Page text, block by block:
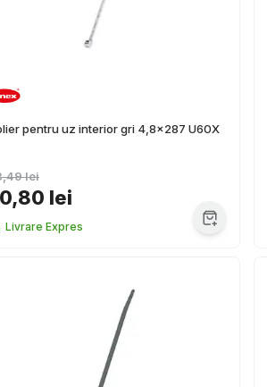
pentru uz interior gri 4,8x287 U60X
lei
lei
Livrare Expres